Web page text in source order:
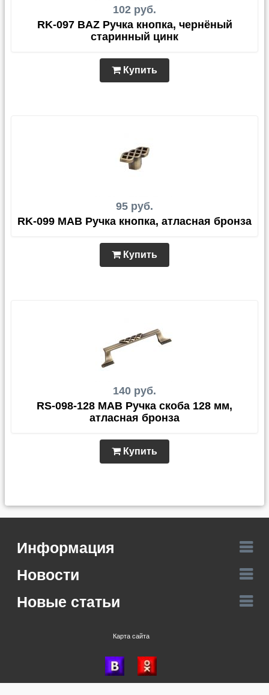
102 руб.
RK-097 BAZ Ручка кнопка, чернёный
старинный цинк
Купить
95 руб.
RK-099 MAB Ручка кнопка, атласная бронза
Купить
140 руб.
RS-098-128 MAB Ручка скоба 128 мм,
атласная бронза
Купить
Информация
Новости
Новые статьи
Карта сайта